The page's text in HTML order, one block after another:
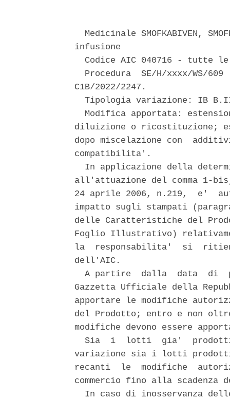
Medicinale SMOFKABIVEN,
infusione
Codice AIC 040716 - tutte
Procedura  SE/H/xxxx/WS/609
C1B/2022/2247.
Tipologia variazione: IB
Modifica apportata:
diluizione o ricostituzione;
dopo miscelazione con
compatibilita'.
In applicazione della
all'attuazione del comma 1-
24 aprile 2006, n.219,  e'
impatto sugli stampati
delle Caratteristiche del
Foglio Illustrativo)
la  responsabilita'  si
dell'AIC.
A partire  dalla  data  di
Gazzetta Ufficiale della
apportare le modifiche
del Prodotto; entro e non
modifiche devono essere
Sia  i  lotti  gia'
variazione sia i lotti
recanti  le  modifiche
commercio fino alla
In caso di inosservanza